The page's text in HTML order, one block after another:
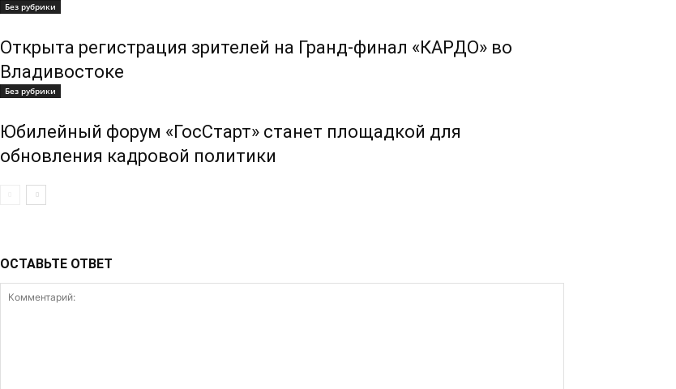
Без рубрики
Открыта регистрация зрителей на Гранд-финал «КАРДО» во
Владивостоке
Без рубрики
Юбилейный форум «ГосСтарт» станет площадкой для
обновления кадровой политики
ОСТАВЬТЕ ОТВЕТ